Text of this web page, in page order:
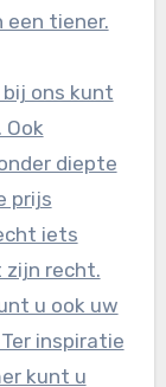
een tiener.
ons kunt
diepte
prijs
iets
zijn recht.
u ook uw
inspiratie
kunt u